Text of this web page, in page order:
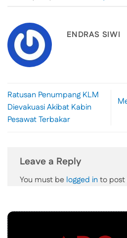
ENDRAS SIWI
Ratusan Penumpang KLM
Dievakuasi Akibat Kabin
Pesawat Terbakar
Leave a Reply
You must be logged in to post